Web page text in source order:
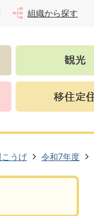
組織から探す
こうげ 令和7年度